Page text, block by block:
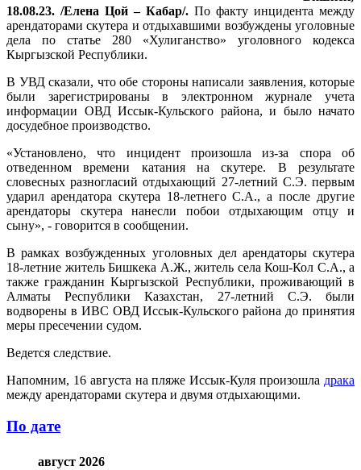
18.08.23. /Елена Цой – Кабар/. По факту инцидента между
арендаторами скутера и отдыхавшими возбуждены уголовные
дела по статье 280 «Хулиганство» уголовного кодекса
Кыргызской Республики.
В УВД сказали, что обе стороны написали заявления, которые
были зарегистрированы в электронном журнале учета
информации ОВД Иссык-Кульского района, и было начато
досудебное производство.
«Установлено, что инцидент произошла из-за спора об
отведенном времени катания на скутере. В результате
словесных разногласий отдыхающий 27-летний С.Э. первым
ударил арендатора скутера 18-летнего С.А., а после другие
арендаторы скутера нанесли побои отдыхающим отцу и
сыну», - говорится в сообщении.
В рамках возбужденных уголовных дел арендаторы скутера
18-летние житель Бишкека А.Ж., житель села Кош-Кол С.А., а
также гражданин Кыргызской Республики, проживающий в
Алматы Республики Казахстан, 27-летний С.Э. были
водворены в ИВС ОВД Иссык-Кульского района до принятия
меры пресечении судом.
Ведется следствие.
Напомним, 16 августа на пляже Иссык-Куля произошла драка
между арендаторами скутера и двумя отдыхающими.
По дате
август 2026